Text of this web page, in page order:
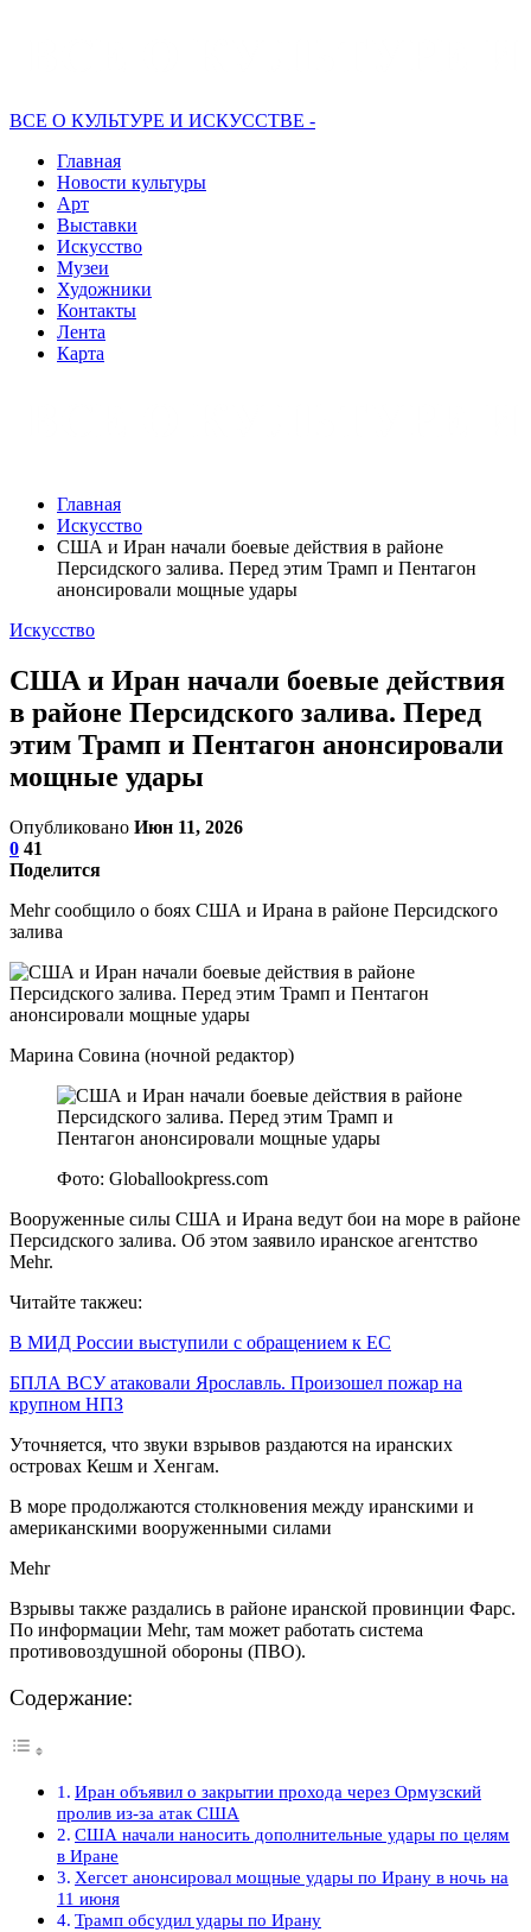
ВСЕ О КУЛЬТУРЕ И ИСКУССТВЕ -
Главная
Новости культуры
Арт
Выставки
Искусство
Музеи
Художники
Контакты
Лента
Карта
Главная
Искусство
США и Иран начали боевые действия в районе
Персидского залива. Перед этим Трамп и Пентагон
анонсировали мощные удары
Искусство
США и Иран начали боевые действия
в районе Персидского залива. Перед
этим Трамп и Пентагон анонсировали
мощные удары
Опубликовано Июн 11, 2026
0 41
Поделится
Mehr сообщило о боях США и Ирана в районе Персидского
залива
Марина Совина (ночной редактор)
Фото: Globallookpress.com
Вооруженные силы США и Ирана ведут бои на море в районе
Персидского залива. Об этом заявило иранское агентство
Mehr.
Читайте такжеu:
В МИД России выступили с обращением к ЕС
БПЛА ВСУ атаковали Ярославль. Произошел пожар на
крупном НПЗ
Уточняется, что звуки взрывов раздаются на иранских
островах Кешм и Хенгам.
В море продолжаются столкновения между иранскими и
американскими вооруженными силами
Mehr
Взрывы также раздались в районе иранской провинции Фарс.
По информации Mehr, там может работать система
противовоздушной обороны (ПВО).
Содержание:
Иран объявил о закрытии прохода через Ормузский
пролив из-за атак США
США начали наносить дополнительные удары по целям
в Иране
Хегсет анонсировал мощные удары по Ирану в ночь на
11 июня
Трамп обсудил удары по Ирану